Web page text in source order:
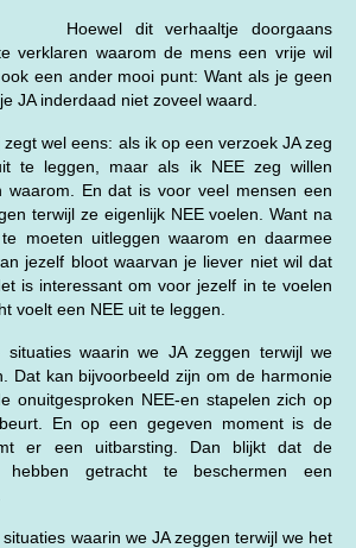
Hoewel dit verhaaltje doorgaans
verklaren waarom de mens een vrije wil
een ander mooi punt: Want als je geen
JA inderdaad niet zoveel waard.
wel eens: als ik op een verzoek JA zeg
te leggen, maar als ik NEE zeg willen
waarom. En dat is voor veel mensen een
terwijl ze eigenlijk NEE voelen. Want na
moeten uitleggen waarom en daarmee
jezelf bloot waarvan je liever niet wil dat
is interessant om voor jezelf in te voelen
voelt een NEE uit te leggen.
waarin we JA zeggen terwijl we
Dat kan bijvoorbeeld zijn om de harmonie
onuitgesproken NEE-en stapelen zich op
En op een gegeven moment is de
er een uitbarsting. Dan blijkt dat de
getracht te beschermen een
waarin we JA zeggen terwijl we het